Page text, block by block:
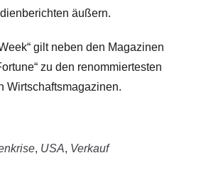
äußern.
gilt neben den Magazinen
zu den renommiertesten
Wirtschaftsmagazinen.
, USA, Verkauf